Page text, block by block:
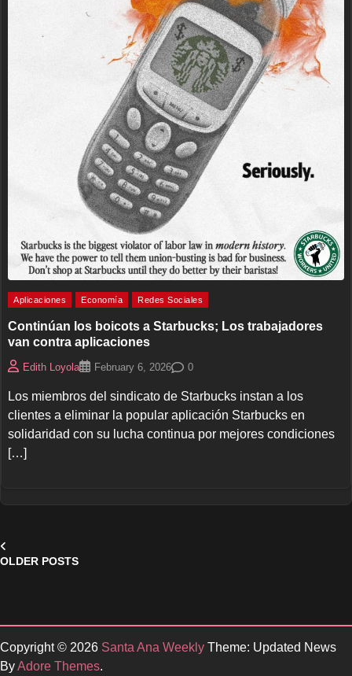
Aplicaciones Economía Redes Sociales
Continúan los boicots a Starbucks; Los trabajadores
van contra aplicaciones
Edith Loyola February 6, 2026 0
Los miembros del sindicato de Starbucks instan a los
clientes a eliminar la popular aplicación Starbucks en
solidaridad con su lucha continua por mejores condiciones
[…]
Posts
OLDER POSTS
Copyright © 2026 Santa Ana Weekly Theme: Updated News
ByAdore Themes.